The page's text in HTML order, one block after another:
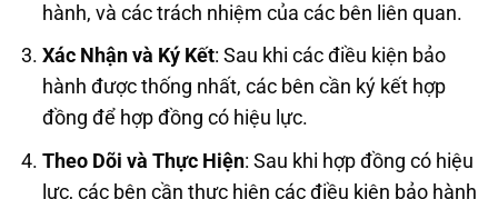
hành, và các trách nhiệm của các bên liên quan.
Xác Nhận và Ký Kết: Sau khi các điều kiện bảo
hành được thống nhất, các bên cần ký kết hợp
đồng để hợp đồng có hiệu lực.
Theo Dõi và Thực Hiện: Sau khi hợp đồng có hiệu
lực, các bên cần thực hiện các điều kiện bảo hành